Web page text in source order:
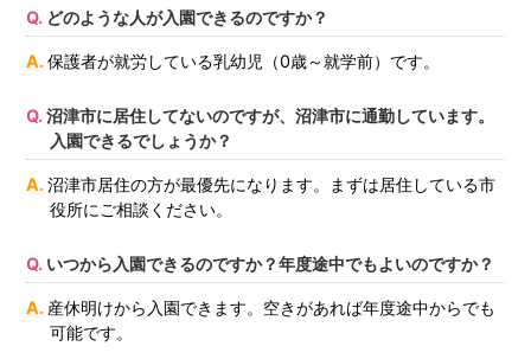
どのような人が入園できるのですか？
保護者が就労している乳幼児（0歳～就学前）です。
沼津市に居住してないのですが、沼津市に通勤しています。
入園できるでしょうか？
沼津市居住の方が最優先になります。まずは居住している市
役所にご相談ください。
いつから入園できるのですか？年度途中でもよいのですか？
産休明けから入園できます。空きがあれば年度途中からでも
可能です。